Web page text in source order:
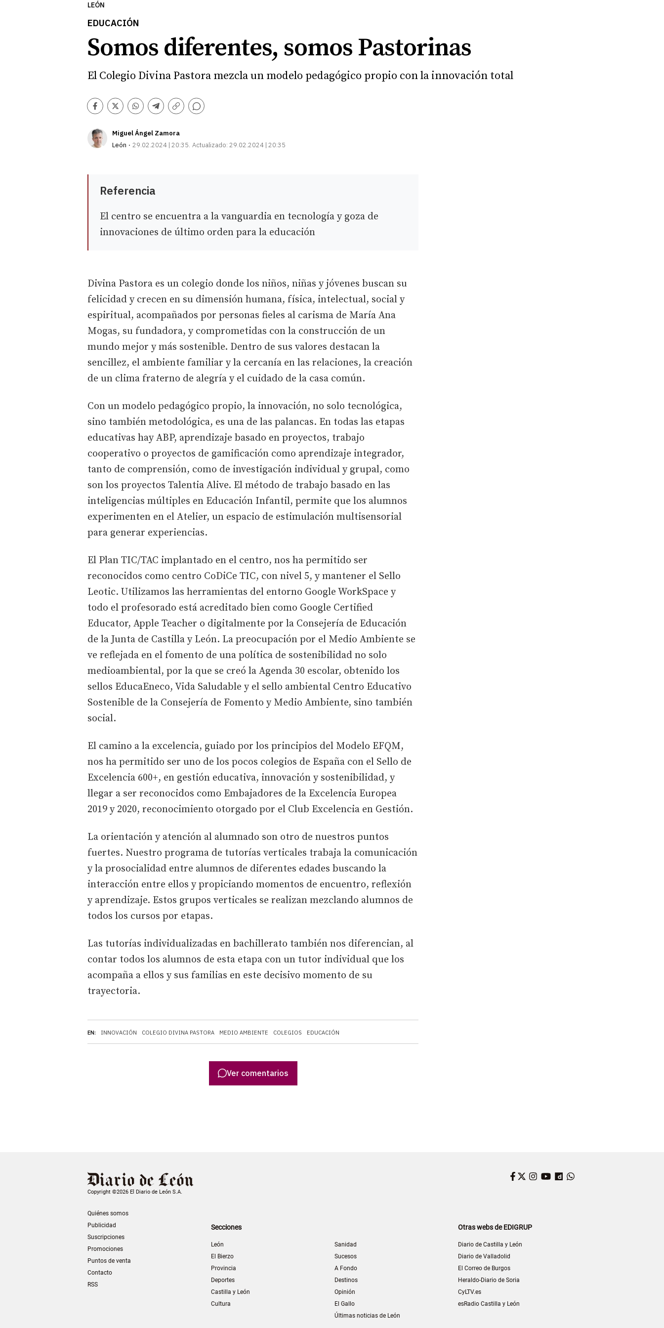
LEÓN
EDUCACIÓN
Somos diferentes, somos Pastorinas
El Colegio Divina Pastora mezcla un modelo pedagógico propio con la innovación total
Facebook
TwitterWhatsapp
Telegram
Copiar
Comentarios
Miguel Ángel Zamora
León
29.02.2024 | 20:35 Actualizado: 29.02.2024 | 20:35
EN: INNOVACIÓN COLEGIO DIVINA PASTORA MEDIO AMBIENTE COLEGIOS EDUCACIÓN
Referencia
El centro se encuentra a la vanguardia en tecnología y goza de
innovaciones de último orden para la educación
Divina Pastora es un colegio donde los niños, niñas y jóvenes buscan su
felicidad y crecen en su dimensión humana, física, intelectual, social y
espiritual, acompañados por personas fieles al carisma de María Ana
Mogas, su fundadora, y comprometidas con la construcción de un
mundo mejor y más sostenible. Dentro de sus valores destacan la
sencillez, el ambiente familiar y la cercanía en las relaciones, la creación
de un clima fraterno de alegría y el cuidado de la casa común.
Con un modelo pedagógico propio, la innovación, no solo tecnológica,
sino también metodológica, es una de las palancas. En todas las etapas
educativas hay ABP, aprendizaje basado en proyectos, trabajo
cooperativo o proyectos de gamificación como aprendizaje integrador,
tanto de comprensión, como de investigación individual y grupal, como
son los proyectos Talentia Alive. El método de trabajo basado en las
inteligencias múltiples en Educación Infantil, permite que los alumnos
experimenten en el Atelier, un espacio de estimulación multisensorial
para generar experiencias.
El Plan TIC/TAC implantado en el centro, nos ha permitido ser
reconocidos como centro CoDiCe TIC, con nivel 5, y mantener el Sello
Leotic. Utilizamos las herramientas del entorno Google WorkSpace y
todo el profesorado está acreditado bien como Google Certified
Educator, Apple Teacher o digitalmente por la Consejería de Educación
de la Junta de Castilla y León. La preocupación por el Medio Ambiente se
ve reflejada en el fomento de una política de sostenibilidad no solo
medioambiental, por la que se creó la Agenda 30 escolar, obtenido los
sellos EducaEneco, Vida Saludable y el sello ambiental Centro Educativo
Sostenible de la Consejería de Fomento y Medio Ambiente, sino también
social.
El camino a la excelencia, guiado por los principios del Modelo EFQM,
nos ha permitido ser uno de los pocos colegios de España con el Sello de
Excelencia 600+, en gestión educativa, innovación y sostenibilidad, y
llegar a ser reconocidos como Embajadores de la Excelencia Europea
2019 y 2020, reconocimiento otorgado por el Club Excelencia en Gestión.
La orientación y atención al alumnado son otro de nuestros puntos
fuertes. Nuestro programa de tutorías verticales trabaja la comunicación
y la prosocialidad entre alumnos de diferentes edades buscando la
interacción entre ellos y propiciando momentos de encuentro, reflexión
y aprendizaje. Estos grupos verticales se realizan mezclando alumnos de
todos los cursos por etapas.
Las tutorías individualizadas en bachillerato también nos diferencian, al
contar todos los alumnos de esta etapa con un tutor individual que los
acompaña a ellos y sus familias en este decisivo momento de su
trayectoria.
Ver comentarios
Copyright ©2026 El Diario de León S.A.
Quiénes somos
Publicidad
Suscripciones
Promociones
Puntos de venta
Contacto
RSS
Facebook
Twitter
Instagram
YouTube
Dailymotion
Secciones
León
El Bierzo
Provincia
Deportes
Castilla y León
Cultura
Sanidad
Sucesos
A Fondo
Destinos
Opinión
El Gallo
Últimas noticias de León
Otras webs de EDIGRUP
Diario de Castilla y León
Diario de Valladolid
El Correo de Burgos
Heraldo-Diario de Soria
CyLTV.es
esRadio Castilla y León